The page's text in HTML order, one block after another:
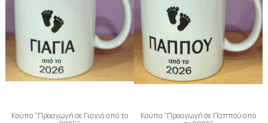
Κούπα "Προαγωγή σε Γιαγιά από το
Κούπα "Προαγωγή σε Παππού από